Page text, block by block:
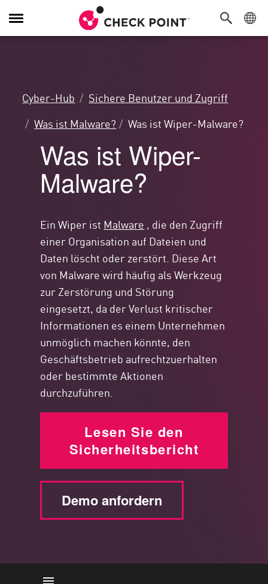
Navigation
umschalten
Cyber-Hub
Sichere Benutzer und Zugriff
Was ist Malware?
Was ist Wiper-Malware?
Was ist Wiper-
Malware?
Ein Wiper ist Malware , die den Zugriff
einer Organisation auf Dateien und
Daten löscht oder zerstört. Diese Art
von Malware wird häufig als Werkzeug
zur Zerstörung und Störung
eingesetzt, da der Verlust kritischer
Informationen es einem Unternehmen
unmöglich machen könnte, den
Geschäftsbetrieb aufrechtzuerhalten
oder bestimmte Aktionen
durchzuführen.
Lesen Sie den
Sicherheitsbericht
Demo anfordern